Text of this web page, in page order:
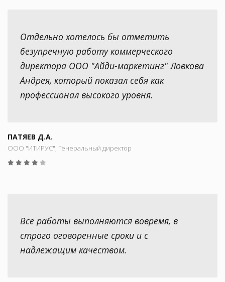
Отдельно хотелось бы отметить
безупречную работу коммерческого
директора ООО "Айди-маркетинг" Ловкова
Андрея, который показал себя как
профессионал высокого уровня.
ПАТЯЕВ Д.А.
ООО "ИТИРУС", Генеральный директор
Все работы выполняются вовремя, в
строго оговоренные сроки и с
надлежащим качеством.